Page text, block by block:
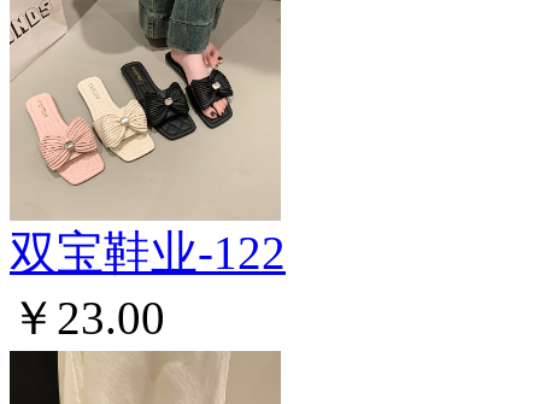
双宝鞋业-122
￥23.00